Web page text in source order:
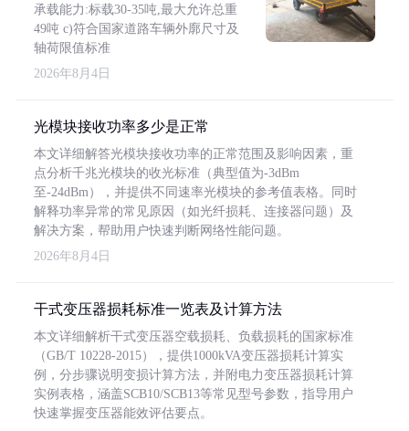
承载能力:标载30-35吨,最大允许总重
49吨 c)符合国家道路车辆外廓尺寸及
轴荷限值标准
2026年8月4日
光模块接收功率多少是正常
本文详细解答光模块接收功率的正常范围及影响因素，重
点分析千兆光模块的收光标准（典型值为-3dBm
至-24dBm），并提供不同速率光模块的参考值表格。同时
解释功率异常的常见原因（如光纤损耗、连接器问题）及
解决方案，帮助用户快速判断网络性能问题。
2026年8月4日
干式变压器损耗标准一览表及计算方法
本文详细解析干式变压器空载损耗、负载损耗的国家标准
（GB/T 10228-2015），提供1000kVA变压器损耗计算实
例，分步骤说明变损计算方法，并附电力变压器损耗计算
实例表格，涵盖SCB10/SCB13等常见型号参数，指导用户
快速掌握变压器能效评估要点。